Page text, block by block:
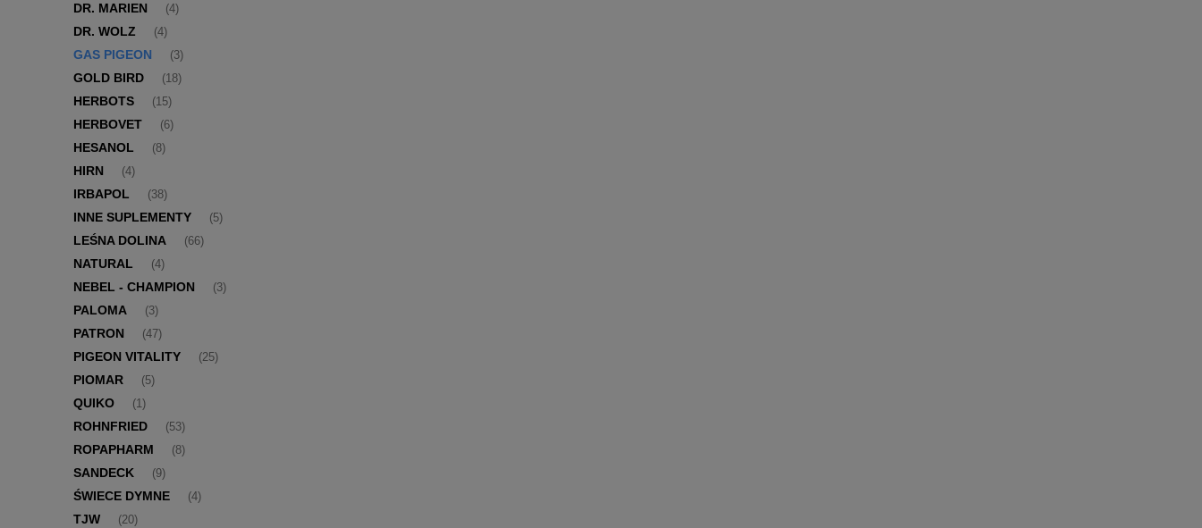
DR. MARIEN (4)
DR. WOLZ (4)
GAS PIGEON (3)
GOLD BIRD (18)
HERBOTS (15)
HERBOVET (6)
HESANOL (8)
HIRN (4)
IRBAPOL (38)
INNE SUPLEMENTY (5)
LEŚNA DOLINA (66)
NATURAL (4)
NEBEL - CHAMPION (3)
PALOMA (3)
PATRON (47)
PIGEON VITALITY (25)
PIOMAR (5)
QUIKO (1)
ROHNFRIED (53)
ROPAPHARM (8)
SANDECK (9)
ŚWIECE DYMNE (4)
TJW (20)